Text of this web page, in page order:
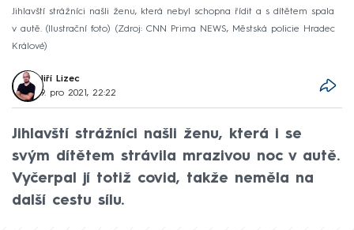
Jihlavští strážníci našli ženu, která nebyl schopna řídit a s dítětem spala
v autě. (Ilustrační foto)
Zdroj: CNN Prima NEWS, Městská policie Hradec
Králové
Jiří Lizec
9. pro 2021, 22:22
Jihlavští strážníci našli ženu, která i se
svým dítětem strávila mrazivou noc v autě.
Vyčerpal jí totiž covid, takže neměla na
další cestu sílu.